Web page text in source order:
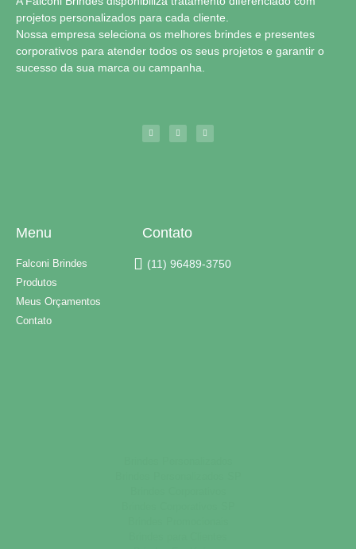
projetos personalizados para cada cliente.
Nossa empresa seleciona os melhores brindes e presentes
corporativos para atender todos os seus projetos e garantir o
sucesso da sua marca ou campanha.
Menu
Falconi Brindes
Produtos
Meus Orçamentos
Contato
Contato
(11) 96489-3750